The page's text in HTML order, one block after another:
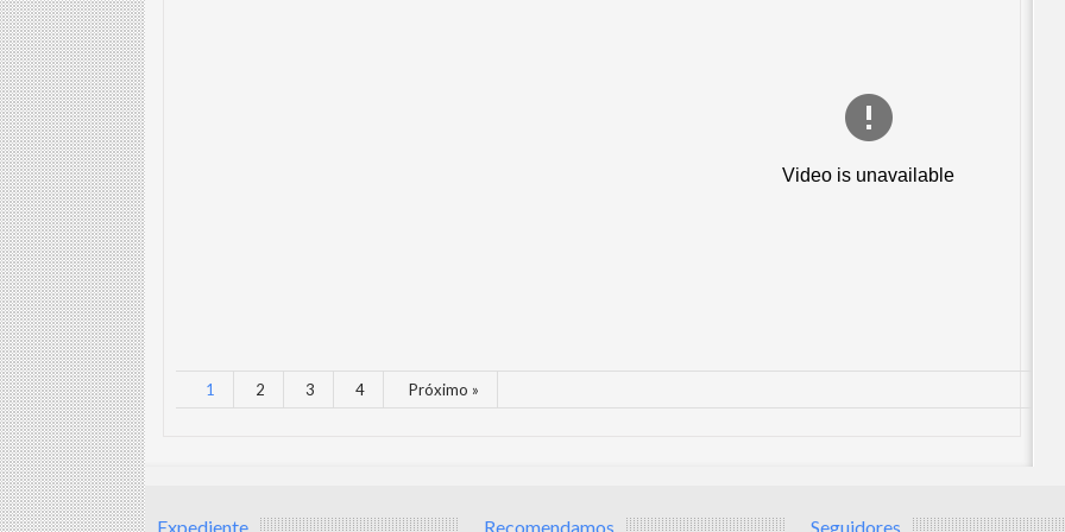
1 2 3 4 Próximo »
Expediente Recomendamos Seguidores